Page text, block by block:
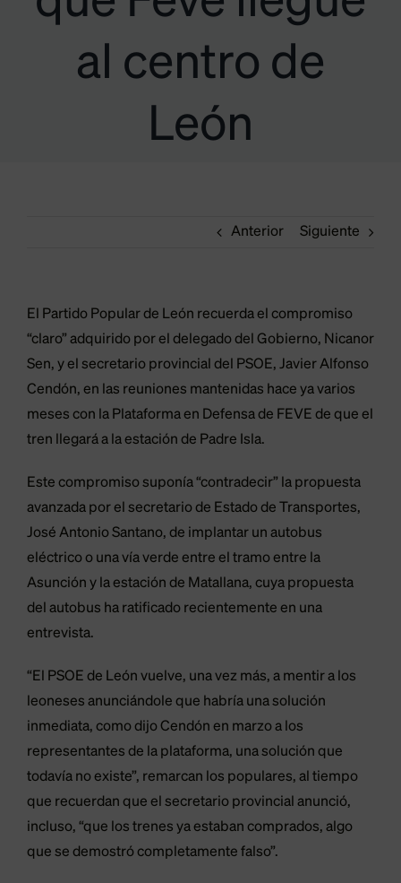
al centro de
León
Anterior Siguiente
El Partido Popular de León recuerda el compromiso
“claro” adquirido por el delegado del Gobierno, Nicanor
Sen, y el secretario provincial del PSOE, Javier Alfonso
Cendón, en las reuniones mantenidas hace ya varios
meses con la Plataforma en Defensa de FEVE de que el
tren llegará a la estación de Padre Isla.
Este compromiso suponía “contradecir” la propuesta
avanzada por el secretario de Estado de Transportes,
José Antonio Santano, de implantar un autobus
eléctrico o una vía verde entre el tramo entre la
Asunción y la estación de Matallana, cuya propuesta
del autobus ha ratificado recientemente en una
entrevista.
“El PSOE de León vuelve, una vez más, a mentir a los
leoneses anunciándole que habría una solución
inmediata, como dijo Cendón en marzo a los
representantes de la plataforma, una solución que
todavía no existe”, remarcan los populares, al tiempo
que recuerdan que el secretario provincial anunció,
incluso, “que los trenes ya estaban comprados, algo
que se demostró completamente falso”.